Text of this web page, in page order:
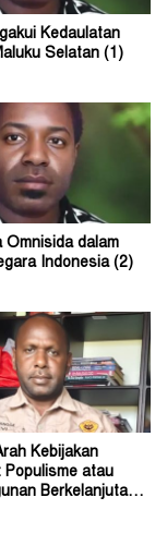
Kedaulatan
Selatan (1)
Omnisida dalam
Indonesia (2)
Kebijakan
Populisme atau
Berkelanjutan?